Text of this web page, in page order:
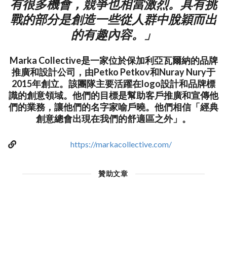
有很多機會，競爭也相當激烈。具有挑
戰的部分是創造一些從人群中脫穎而出
的有趣內容。」
Marka Collective是一家位於保加利亞瓦爾納的品牌
推廣和設計公司，由Petko Petkov和Nuray Nury于
2015年創立。該團隊主要活躍在logo設計和品牌標
識的創意領域。他們的目標是幫助客戶推廣和宣傳他
們的業務，讓他們的名字家喻戶曉。他們相信「經典
創意總會出現在我們的舒適區之外」。
https://markacollective.com/
贊助文章